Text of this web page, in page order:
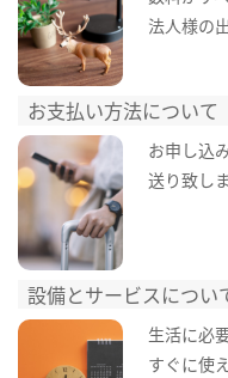
法人様の
お支払い方法について
お申し込
送り致しま
設備とサービスについ
生活に必
すぐに使